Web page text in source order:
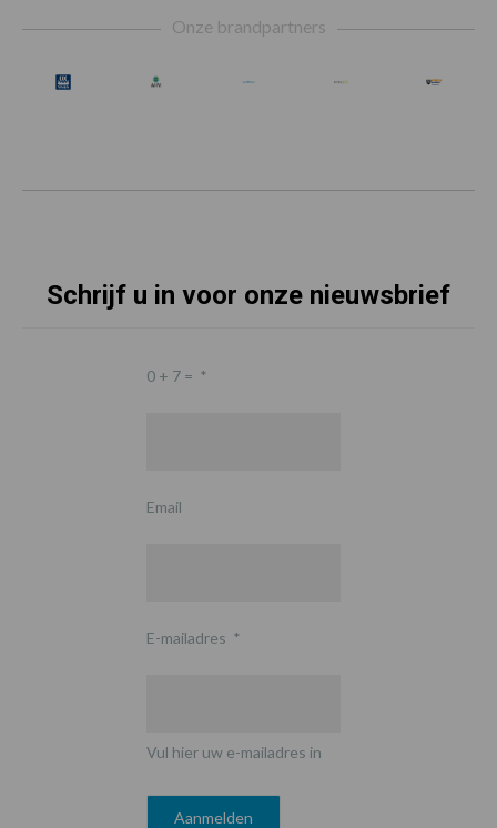
Onze brandpartners
Schrijf u in voor onze nieuwsbrief
0 + 7 = *
Email
E-mailadres *
Vul hier uw e-mailadres in